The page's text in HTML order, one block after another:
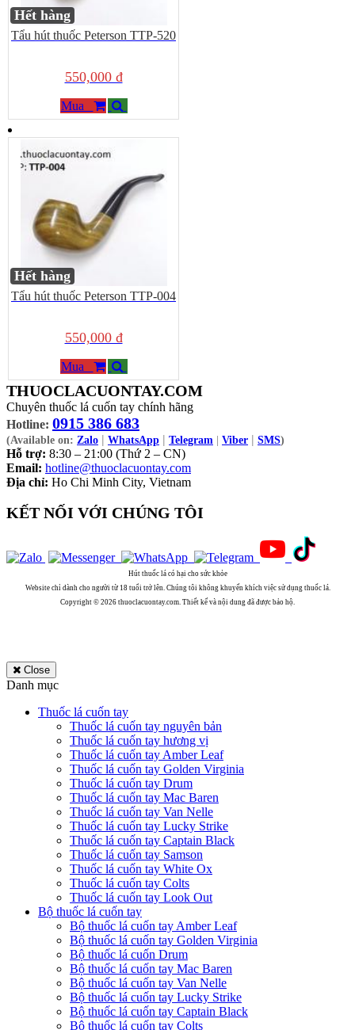
Hết hàng
Tẩu hút thuốc Peterson TTP-520
550,000 đ
Mua
Hết hàng
Tẩu hút thuốc Peterson TTP-004
550,000 đ
Mua
THUOCLACUONTAY.COM
Chuyên thuốc lá cuốn tay chính hãng
Hotline: 0915 386 683
(Available on: Zalo | WhatsApp | Telegram Viber | SMS)
Hỗ trợ: 8:30 – 21:00 (Thứ 2 – CN)
Email: hotline@thuoclacuontay.com
Địa chỉ: Ho Chi Minh City, Vietnam
KẾT NỐI VỚI CHÚNG TÔI
Hút thuốc lá có hại cho sức khỏe
Website chỉ dành cho người từ 18 tuổi trở lên. Chúng tôi không khuyến khích việc sử dụng thuốc lá.
Copyright © 2026 thuoclacuontay.com. Thiết kế và nội dung đã được bảo hộ.
Close
Danh mục
Thuốc lá cuốn tay
Thuốc lá cuốn tay nguyên bản
Thuốc lá cuốn tay hương vị
Thuốc lá cuốn tay Amber Leaf
Thuốc lá cuốn tay Golden Virginia
Thuốc lá cuốn tay Drum
Thuốc lá cuốn tay Mac Baren
Thuốc lá cuốn tay Van Nelle
Thuốc lá cuốn tay Lucky Strike
Thuốc lá cuốn tay Captain Black
Thuốc lá cuốn tay Samson
Thuốc lá cuốn tay White Ox
Thuốc lá cuốn tay Colts
Thuốc lá cuốn tay Look Out
Bộ thuốc lá cuốn tay
Bộ thuốc lá cuốn tay Amber Leaf
Bộ thuốc lá cuốn tay Golden Virginia
Bộ thuốc lá cuốn Drum
Bộ thuốc lá cuốn tay Mac Baren
Bộ thuốc lá cuốn tay Van Nelle
Bộ thuốc lá cuốn tay Lucky Strike
Bộ thuốc lá cuốn tay Captain Black
Bộ thuốc lá cuốn tay Colts